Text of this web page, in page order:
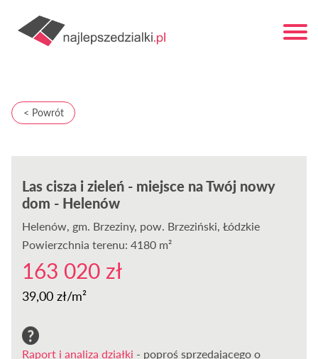
< Powrót
Las cisza i zieleń - miejsce na Twój nowy
dom - Helenów
Helenów, gm. Brzeziny, pow. Brzeziński, Łódzkie
Powierzchnia terenu: 4180 m²
163 020 zł
39,00 zł/m²
Raport i analiza działki - poproś sprzedającego o